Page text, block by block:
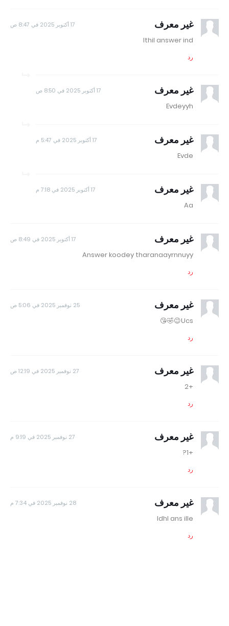
غير معرف 17 أكتوبر 2025 في 8:47 ص
Ithil answer ind
رد
غير معرف 17 أكتوبر 2025 في 8:50 ص
Evdeyyh
غير معرف 17 أكتوبر 2025 في 5:47 م
Evde
غير معرف 17 أكتوبر 2025 في 7:18 م
Aa
غير معرف 17 أكتوبر 2025 في 8:49 ص
Answer koodey tharanaayrnnuyy
رد
غير معرف 25 نوفمبر 2025 في 5:06 ص
Ucs😉🤣😘
رد
غير معرف 27 نوفمبر 2025 في 12:19 ص
+2
رد
غير معرف 27 نوفمبر 2025 في 9:19 م
+1?
رد
غير معرف 28 نوفمبر 2025 في 7:34 م
Idhl ans ille
رد